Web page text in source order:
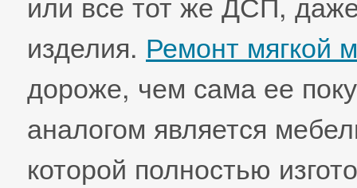
изделия. Ремонт мягкой
дороже, чем сама ее
аналогом является
которой полностью